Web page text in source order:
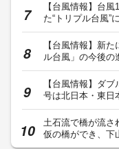
【台風情報】台
た“トリプル台風
【台風情報】新
ル台風」の今後
【台風情報】ダ
号は北日本・東
土石流で橋が流
仮の橋ができ、